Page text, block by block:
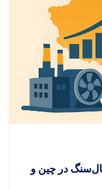
در چین و